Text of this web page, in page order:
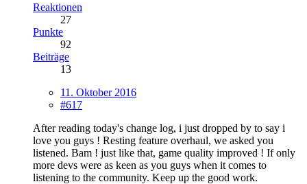
Reaktionen
27
Punkte
92
Beiträge
13
11. Oktober 2016
#617
After reading today's change log, i just dropped by to say i
love you guys ! Resting feature overhaul, we asked you
listened. Bam ! just like that, game quality improved ! If only
more devs were as keen as you guys when it comes to
listening to the community. Keep up the good work.